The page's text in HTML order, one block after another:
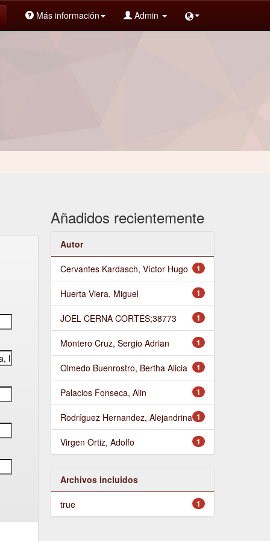
Más información Admin
Añadidos recientemente
Autor
1
Cervantes Kardasch, Víctor Hugo
1
Huerta Viera, Miguel
1
JOEL CERNA CORTES;38773
1
Montero Cruz, Sergio Adrian
1
Olmedo Buenrostro, Bertha Alicia
1
Palacios Fonseca, Alin
1
Rodríguez Hernandez, Alejandrina
1
Virgen Ortiz, Adolfo
Archivos incluidos
1
true